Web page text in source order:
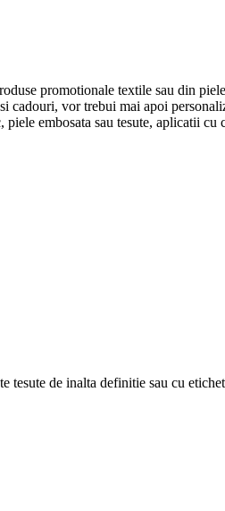
promotionale textile sau din
cadouri, vor trebui mai apoi
embosata sau tesute, aplicatii
de inalta definitie sau cu